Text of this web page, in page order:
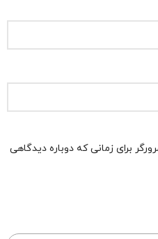
برای زمانی که دوباره دیدگاهی